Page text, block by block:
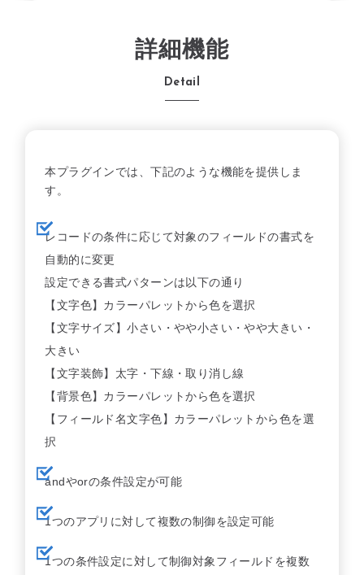
詳細機能
Detail
本プラグインでは、下記のような機能を提供しま
す。
レコードの条件に応じて対象のフィールドの書式を
自動的に変更
設定できる書式パターンは以下の通り
【文字色】カラーパレットから色を選択
【文字サイズ】小さい・やや小さい・やや大きい・
大きい
【文字装飾】太字・下線・取り消し線
【背景色】カラーパレットから色を選択
【フィールド名文字色】カラーパレットから色を選
択
andやorの条件設定が可能
1つのアプリに対して複数の制御を設定可能
1つの条件設定に対して制御対象フィールドを複数